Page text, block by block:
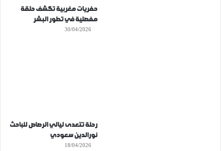
حفريات مغربية تكشف حلقة
مفصلية في تطور البشر
30/04/2026
رحلة تتعدى ليالي الرصاص للباحث
نورالدين سعودي
18/04/2026